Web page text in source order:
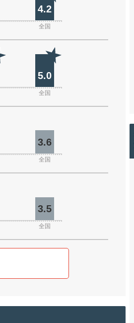
4.2
全国
5.0
全国
3.6
全国
3.5
全国